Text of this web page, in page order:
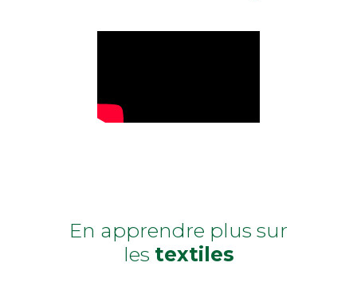
En apprendre plus sur
les textiles